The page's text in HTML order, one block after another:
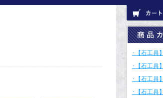
･【石工具
･【石工具
･【石工具
･【石工具